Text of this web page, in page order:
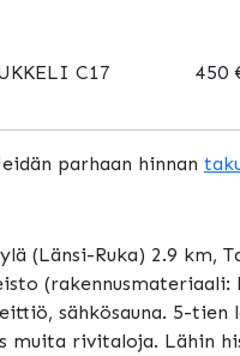
C17 450
parhaan hinnan
(Länsi-Ruka) 2.9 km,
(rakennusmateriaali:
sähkösauna. 5-tien
muita rivitaloja. Lähin